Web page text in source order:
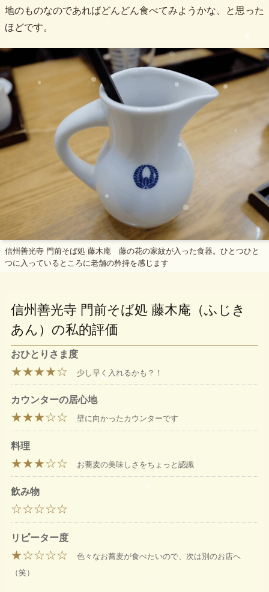
地のものなのであればどんどん食べてみようかな、と思った
ほどです。
信州善光寺 門前そば処 藤木庵 藤の花の家紋が入った食器。ひとつひと
つに入っているところに老舗の矜持を感じます
信州善光寺 門前そば処 藤木庵（ふじき
あん）の私的評価
おひとりさま度
★★★★☆ 少し早く入れるかも？！
カウンターの居心地
★★★☆☆ 壁に向かったカウンターです
料理
★★★☆☆ お蕎麦の美味しさをちょっと認識
飲み物
☆☆☆☆☆
リピーター度
★☆☆☆☆
色々なお蕎麦が食べたいので、次は別のお店へ
（笑）